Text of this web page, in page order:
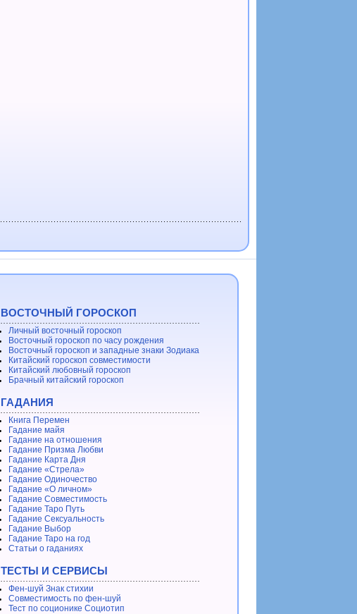
ВОСТОЧНЫЙ ГОРОСКОП
Личный восточный гороскоп
Восточный гороскоп по часу рождения
Восточный гороскоп и западные знаки Зодиака
Китайский гороскоп совместимости
Китайский любовный гороскоп
Брачный китайский гороскоп
ГАДАНИЯ
Книга Перемен
Гадание майя
Гадание на отношения
Гадание Призма Любви
Гадание Карта Дня
Гадание «Стрела»
Гадание Одиночество
Гадание «О личном»
Гадание Совместимость
Гадание Таро Путь
Гадание Сексуальность
Гадание Выбор
Гадание Таро на год
Статьи о гаданиях
ТЕСТЫ И СЕРВИСЫ
Фен-шуй Знак стихии
Совместимость по фен-шуй
Тест по соционике Социотип